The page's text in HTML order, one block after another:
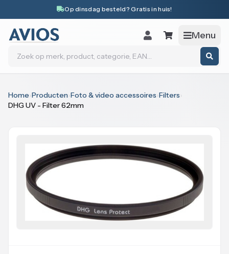
Op dinsdag besteld? Gratis in huis!
Menu
Zoeken
Home›Producten›Foto & video accessoires›Filters›
DHG UV - Filter 62mm